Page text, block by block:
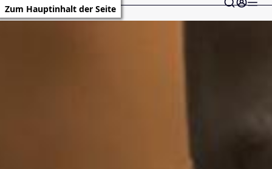
Zum Hauptinhalt der Seite